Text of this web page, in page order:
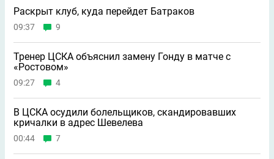
Раскрыт клуб, куда перейдет Батраков
09:37 9
Тренер ЦСКА объяснил замену Гонду в матче с
«Ростовом»
09:27 4
В ЦСКА осудили болельщиков, скандировавших
кричалки в адрес Шевелева
00:44 7